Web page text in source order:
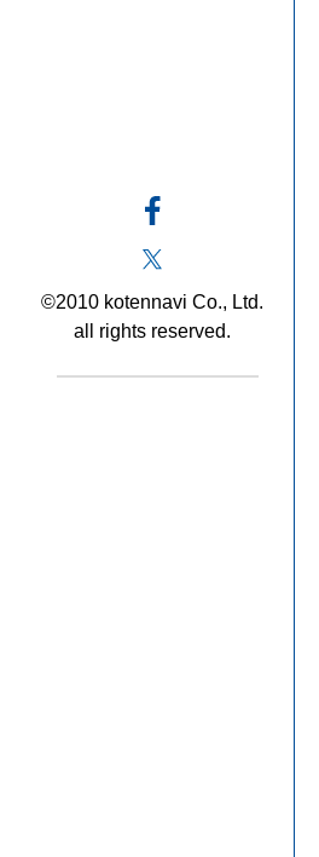
©2010 kotennavi Co., Ltd.
all rights reserved.